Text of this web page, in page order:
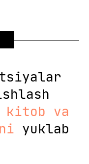
kitob va
yuklab